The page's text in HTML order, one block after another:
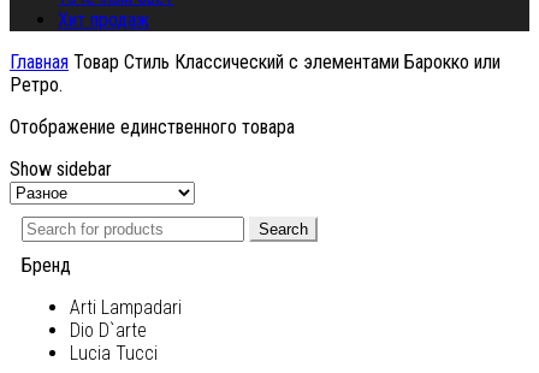
Хит продаж
Главная Товар Стиль Классический с элементами Барокко или
Ретро.
Отображение единственного товара
Show sidebar
Search
Бренд
Arti Lampadari
Dio D`arte
Lucia Tucci